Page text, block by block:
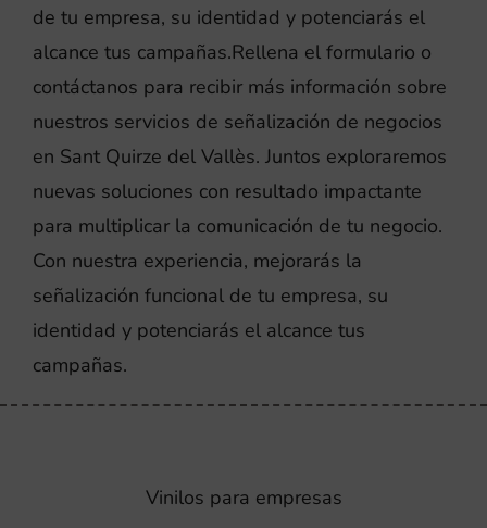
de tu empresa, su identidad y potenciarás el
alcance tus campañas.Rellena el formulario o
contáctanos para recibir más información sobre
nuestros servicios de señalización de negocios
en Sant Quirze del Vallès. Juntos exploraremos
nuevas soluciones con resultado impactante
para multiplicar la comunicación de tu negocio.
Con nuestra experiencia, mejorarás la
señalización funcional de tu empresa, su
identidad y potenciarás el alcance tus
campañas.
Vinilos para empresas